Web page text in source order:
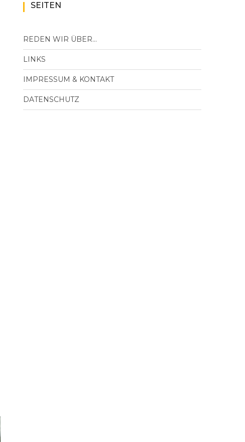
SEITEN
REDEN WIR ÜBER…
LINKS
IMPRESSUM & KONTAKT
DATENSCHUTZ